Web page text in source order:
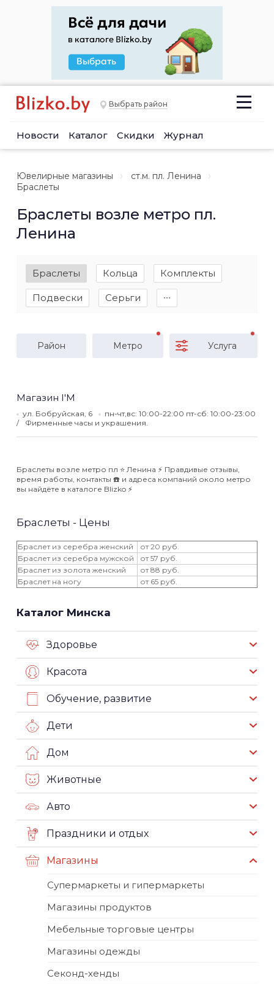
Выбрать район
Новости Каталог Скидки Журнал
Ювелирные магазины
ст.м. пл. Ленина
Браслеты
Браслеты возле метро пл.
Ленина
Браслеты Кольца Комплекты
Подвески Серьги ∙∙∙
Район Метро Услуга
Магазин I'M
ул. Бобруйская, 6
пн-чт,вс: 10:00-22:00 пт-сб: 10:00-23:00
Фирменные часы и украшения.
Браслеты возле метро пл ⭐️ Ленина ⚡️ Правдивые отзывы,
время работы, контакты ☎️ и адреса компаний около метро
вы найдёте в каталоге Blizko ⚡️
Браслеты - Цены
Браслет из серебра женский
от 20 руб.
Браслет из серебра мужской
от 57 руб.
Браслет из золота женский
от 88 руб.
Браслет на ногу
от 65 руб.
Каталог Минска
Здоровье
Красота
Обучение, развитие
Дети
Дом
Животные
Авто
Праздники и отдых
Магазины
Супермаркеты и гипермаркеты
Магазины продуктов
Мебельные торговые центры
Магазины одежды
Секонд-хенды